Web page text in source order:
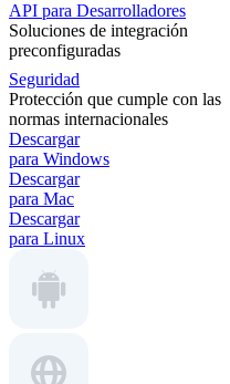
API para Desarrolladores
Soluciones de integración
preconfiguradas
Seguridad
Protección que cumple con las
normas internacionales
Descargar
para Windows
Descargar
para Mac
Descargar
para Linux